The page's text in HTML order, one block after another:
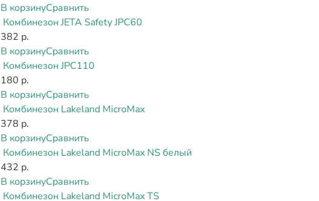
В корзинуСравнить
Комбинезон JETA Safety JPC60
382 р.
В корзинуСравнить
Комбинезон JPC110
180 р.
В корзинуСравнить
Комбинезон Lakeland MicroMax
378 р.
В корзинуСравнить
Комбинезон Lakeland MicroMax NS белый
432 р.
В корзинуСравнить
Комбинезон Lakeland MicroMax TS